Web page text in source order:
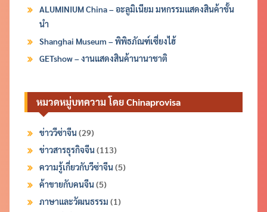
ALUMINIUM China – อะลูมิเนียม มหกรรมแสดงสินค้าชั้น
นำ
Shanghai Museum – พิพิธภัณฑ์เซี่ยงไฮ้
GETshow – งานแสดงสินค้านานาชาติ
หมวดหมู่บทความ โดย Chinaprovisa
ข่าววีซ่าจีน (29)
ข่าวสารธุรกิจจีน (113)
ความรู้เกี่ยวกับวีซ่าจีน (5)
ค้าขายกับคนจีน (5)
ภาษาและวัฒนธรรม (1)